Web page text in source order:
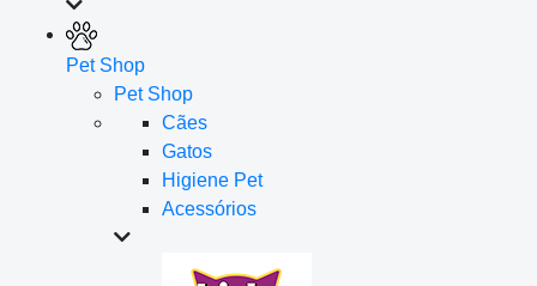
Pet Shop
Pet Shop
Cães
Gatos
Higiene Pet
Acessórios